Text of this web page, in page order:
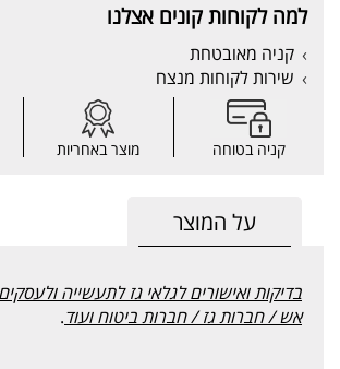
למה לקוחות קונים אצלנו
קניה מאובטחת
שירות לקוחות מנצח
קניה בטוחה מוצר באחריות
על המוצר
בדיקות ואישורים לגלאי גז לתעשייה
אש / חברות גז / חברות ביטוח ועוד.